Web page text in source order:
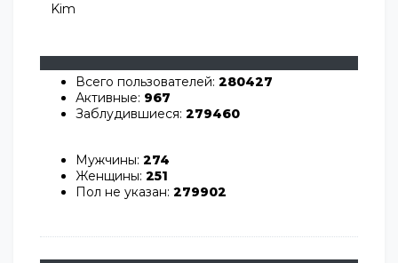
Всего пользователей: 280427
Активные: 967
Заблудившиеся: 279460
Мужчины: 274
Женщины: 251
Пол не указан: 279902
Kim